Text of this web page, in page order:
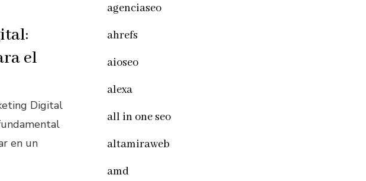
el
Digital
en un
agenciaseo
ahrefs
aioseo
alexa
all in one seo
altamiraweb
amd